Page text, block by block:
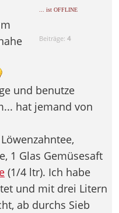
... ist OFFLINE
Beiträge:4
und benutze
hat jemand von
1 Glas Gemüsesaft
(1/4 ltr). Ich habe
und mit drei Litern
ab durchs Sieb